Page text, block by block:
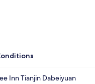
Inn Tianjin Dabeiyuan